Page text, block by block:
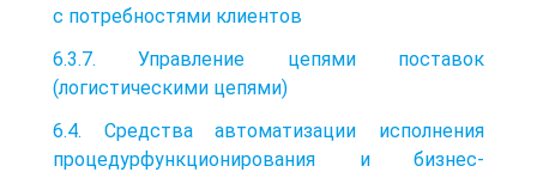
с потребностями клиентов
6.3.7. Управление цепями поставок
(логистическими цепями)
6.4. Средства автоматизации исполнения
процедурфункционирования и бизнес-